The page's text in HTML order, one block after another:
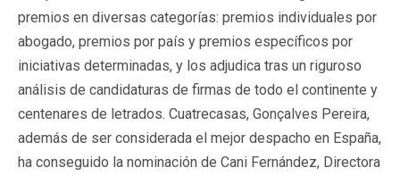
premios en diversas categorías: premios individuales por
abogado, premios por país y premios específicos por
iniciativas determinadas, y los adjudica tras un riguroso
análisis de candidaturas de firmas de todo el continente y
centenares de letrados. Cuatrecasas, Gonçalves Pereira,
además de ser considerada el mejor despacho en España,
ha conseguido la nominación de Cani Fernández, Directora